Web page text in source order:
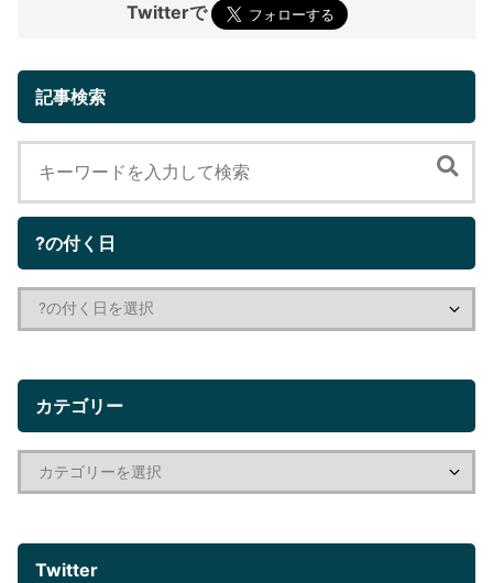
Twitterで
記事検索
?の付く日
カテゴリー
Twitter